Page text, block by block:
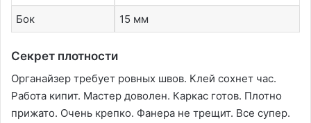
Бок 15 мм
Секрет плотности
Органайзер требует ровных швов. Клей сохнет час.
Работа кипит. Мастер доволен. Каркас готов. Плотно
прижато. Очень крепко. Фанера не трещит. Все супер.